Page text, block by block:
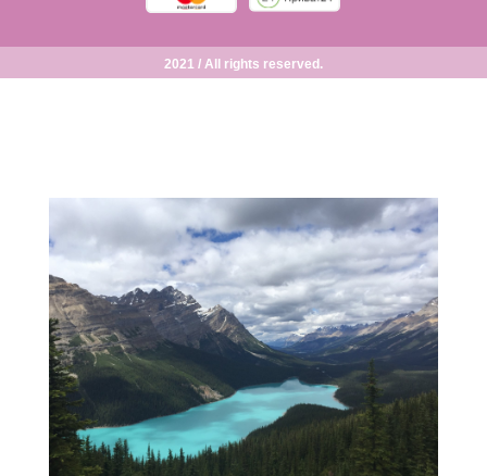
2021 / All rights reserved.